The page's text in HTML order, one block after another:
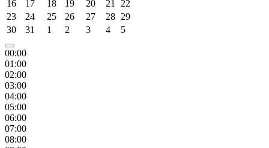
16 17 18 19 20 21
22
23
24 25 26 27 28 29
30
31 1 2 3 4 5
00:00
01:00
02:00
03:00
04:00
05:00
06:00
07:00
08:00